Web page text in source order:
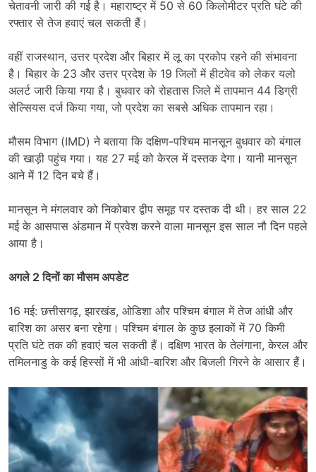
चेतावनी जारी की गई है। महाराष्ट्र में 50 से 60 किलोमीटर प्रति घंटे की
रफ्तार से तेज हवाएं चल सकती हैं।
वहीं राजस्थान, उत्तर प्रदेश और बिहार में लू का प्रकोप रहने की संभावना
है। बिहार के 23 और उत्तर प्रदेश के 19 जिलों में हीटवेव को लेकर यलो
अलर्ट जारी किया गया है। बुधवार को रोहतास जिले में तापमान 44 डिग्री
सेल्सियस दर्ज किया गया, जो प्रदेश का सबसे अधिक तापमान रहा।
मौसम विभाग (IMD) ने बताया कि दक्षिण-पश्चिम मानसून बुधवार को बंगाल
की खाड़ी पहुंच गया। यह 27 मई को केरल में दस्तक देगा। यानी मानसून
आने में 12 दिन बचे हैं।
मानसून ने मंगलवार को निकोबार द्वीप समूह पर दस्तक दी थी। हर साल 22
मई के आसपास अंडमान में प्रवेश करने वाला मानसून इस साल नौ दिन पहले
आया है।
अगले 2 दिनों का मौसम अपडेट
16 मई: छत्तीसगढ़, झारखंड, ओडिशा और पश्चिम बंगाल में तेज आंधी और
बारिश का असर बना रहेगा। पश्चिम बंगाल के कुछ इलाकों में 70 किमी
प्रति घंटे तक की हवाएं चल सकती हैं। दक्षिण भारत के तेलंगाना, केरल और
तमिलनाडु के कई हिस्सों में भी आंधी-बारिश और बिजली गिरने के आसार हैं।